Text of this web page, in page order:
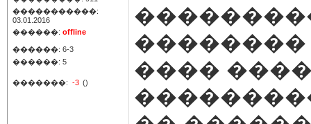
�����������:
03.01.2016
������: offline
������: 6-3
������: 5
�������: -3 ()
��������
����